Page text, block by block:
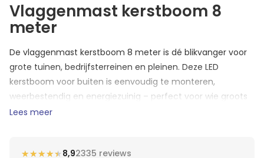
Vlaggenmast kerstboom 8
meter
De vlaggenmast kerstboom 8 meter is dé blikvanger voor
grote tuinen, bedrijfsterreinen en pleinen. Deze LED
kerstboom voor buiten is eenvoudig te monteren,
weerbestendig en energiezuinig – perfect voor wie groots
wil uitpakken tijdens de feestdagen. Bestel jouw
Lees meer
★★★★★
★★★★★8,92335 reviews